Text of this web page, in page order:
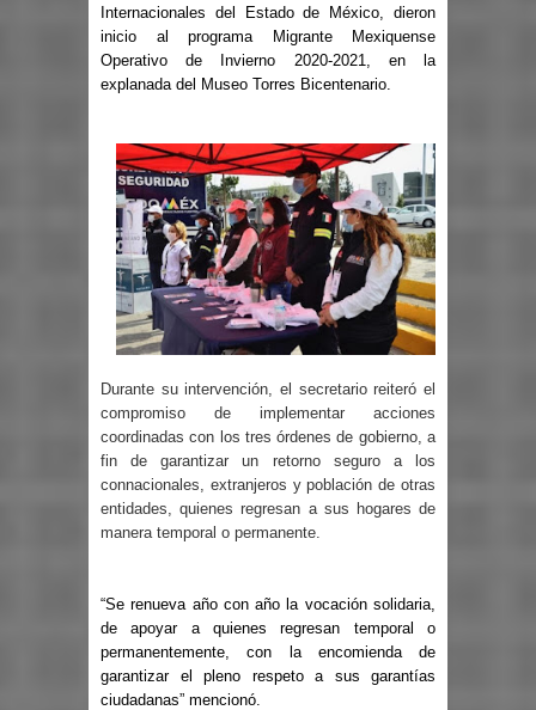
Internacionales del Estado de México, dieron
inicio al programa Migrante Mexiquense
Operativo de Invierno 2020-2021, en la
explanada del Museo Torres Bicentenario.
Durante su intervención, el secretario reiteró el
compromiso de implementar acciones
coordinadas con los tres órdenes de gobierno, a
fin de garantizar un retorno seguro a los
connacionales, extranjeros y población de otras
entidades, quienes regresan a sus hogares de
manera temporal o permanente.
“Se renueva año con año la vocación solidaria,
de apoyar a quienes regresan temporal o
permanentemente, con la encomienda de
garantizar el pleno respeto a sus garantías
ciudadanas” mencionó.